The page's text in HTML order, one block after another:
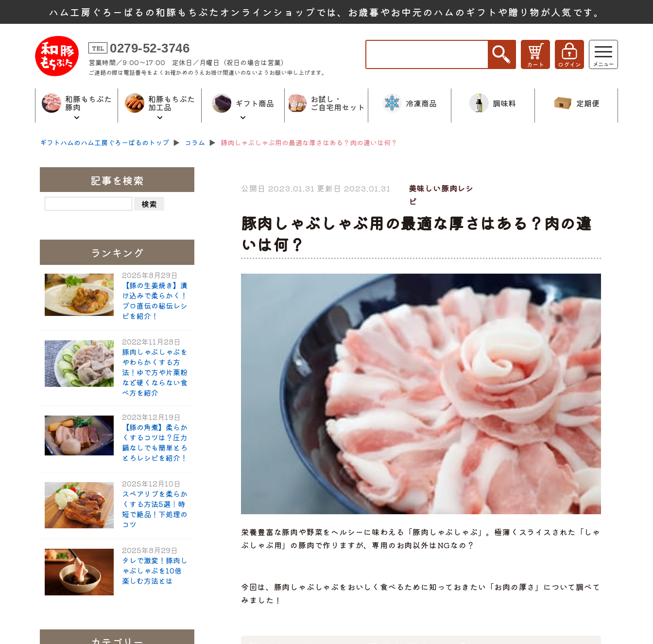
ハム工房ぐろーばるの和豚もちぶたオンラインショップでは、お歳暮やお中元のハムのギフトや贈り物が人気です。
TEL 0279-52-3746
営業時間／9:00～17:00 定休日／月曜日（祝日の場合は営業）
ご連絡の際は電話番号をよくお確かめのうえお掛け間違いのないようお願い申し上げます。
和豚もちぶた
豚肉
和豚もちぶた
ロース 肩ロース こま切れ
・ホルモン
和豚もちぶた
加工品
和豚もちぶた
ハム ベーコン ウィンナ アイスバイン 惣菜・レトルト
ギフト商品
ギフト商品
ギフト一覧 精肉のギフト 精肉と加工品
のギフト
お試し・
ご自宅用セット 冷凍商品 調味料 定期便
ギフトハムのハム工房ぐろーばるのトップ ▶︎ コラム ▶︎ 豚肉しゃぶしゃぶ用の最適な厚さはある？肉の違いは何？
公開日 2023.01.31 更新日 2023.01.31
美味しい豚肉レシ
ピ
豚肉しゃぶしゃぶ用の最適な厚さはある？肉の違
いは何？
栄養豊富な豚肉や野菜をヘルシーに味わえる「豚肉しゃぶしゃぶ」。極薄くスライスされた「しゃ
ぶしゃぶ用」の豚肉で作りますが、専用のお肉以外はNGなの？
今回は、豚肉しゃぶしゃぶをおいしく食べるために知っておきたい「お肉の厚さ」について調べて
みました！
記事を検索
索:
ランキング
2025年8月29日
【豚の生姜焼き】漬
け込みで柔らかく！
プロ直伝の秘伝レシ
ピを紹介！
2022年11月28日
豚肉しゃぶしゃぶを
やわらかくする方
法！ゆで方や片栗粉
など硬くならない食
べ方を紹介
2023年12月19日
【豚の角煮】柔らか
くするコツは？圧力
鍋なしでも簡単とろ
とろレシピを紹介！
2025年12月10日
スペアリブを柔らか
くする方法5選｜時
短で絶品！下処理の
コツ
2025年8月29日
タレで激変！豚肉し
ゃぶしゃぶを10倍
楽しむ方法とは